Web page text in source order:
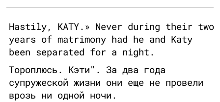
Hastily, KATY.» Never during their two
years of matrimony had he and Katy
been separated for a night.
Тороплюсь. Кэти". За два года
супружеской жизни они еще не провели
врозь ни одной ночи.